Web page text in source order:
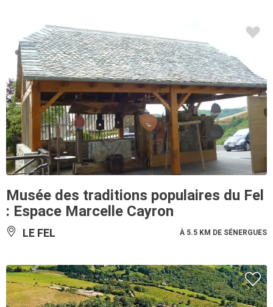
Musée des traditions populaires du Fel
: Espace Marcelle Cayron
LE FEL À 5.5 KM DE SÉNERGUES